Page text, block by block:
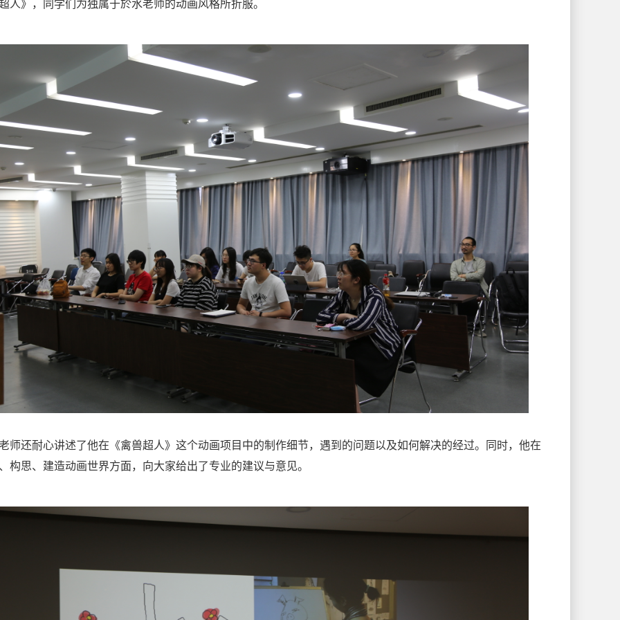
人》，同学们为独属于於水老师的动画风格所折服。
耐心讲述了他在《禽兽超人》这个动画项目中的制作细节，遇到的问题以及如何解决的经过。同时，他在
构思、建造动画世界方面，向大家给出了专业的建议与意见。